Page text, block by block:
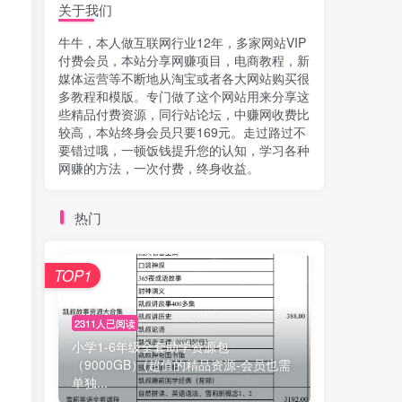
关于我们
牛牛，本人做互联网行业12年，多家网站VIP
付费会员，本站分享网赚项目，电商教程，新
媒体运营等不断地从淘宝或者各大网站购买很
多教程和模版。专门做了这个网站用来分享这
些精品付费资源，同行站论坛，中赚网收费比
较高，本站终身会员只要169元。走过路过不
要错过哦，一顿饭钱提升您的认知，学习各种
网赚的方法，一次付费，终身收益。
热门
2311人已阅读
小学1-6年级全套助学资源包
（9000GB）(超值的精品资源-会员也需
单独...
TOP1